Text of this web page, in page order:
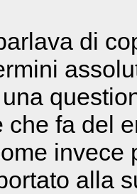
di
che fa del
invece
alla